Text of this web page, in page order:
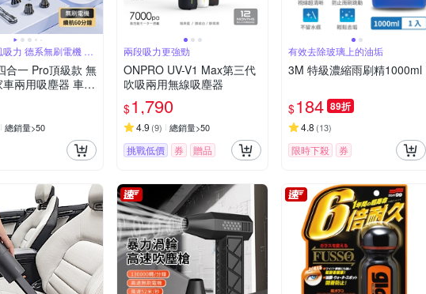
力 德系無刷電機 車
合一 Pro頂級款 無
兩用吸塵器 車用
吹充抽除塵器 汽車
機
總銷量>50
兩段吸力更強勁
ONPRO UV-V1 Max第三代
吹吸兩用無線吸塵器
$1,790
4.9 (9) 總銷量>50
挑戰低價 券 贈品
有效去除玻璃上的油垢
3M 特級濃縮雨刷精1000ml
$184 89折
4.8 (13)
限時下殺 券